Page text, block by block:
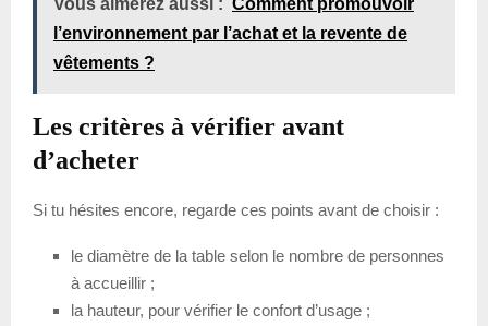
l’environnement par l’achat et la revente de
vêtements ?
Les critères à vérifier avant
d’acheter
Si tu hésites encore, regarde ces points avant de choisir :
le diamètre de la table selon le nombre de personnes
à accueillir ;
la hauteur, pour vérifier le confort d’usage ;